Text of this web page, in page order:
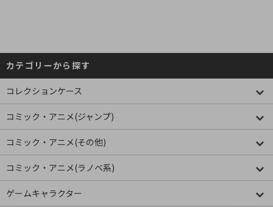
カテゴリーから探す
コレクションケース
コミック・アニメ(ジャンプ)
コミック・アニメ(その他)
コミック・アニメ(ラノベ系)
ゲームキャラクター